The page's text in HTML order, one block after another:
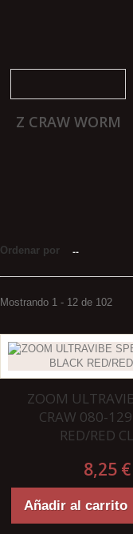
Z CRAW WORM
Ordenar por --
Mostrando 1 - 12 de 102
ZOOM
CRAW 080-
RED/RED
8,25 €
Añadir al carrito